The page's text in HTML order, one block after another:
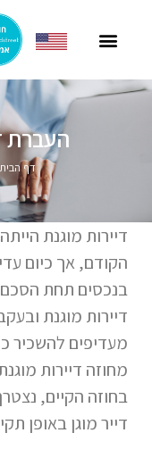
העברת
דף הבית
דיירות מוגנת
הקודם, אך כיום
בנכסים תחת
דיירות מוגנת
מעדיפים להשכיר
מחוזה דיירות
בחוזה הקיים,
דייר מוגן באופן